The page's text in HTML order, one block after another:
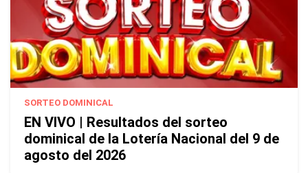
SORTEO DOMINICAL
EN VIVO | Resultados del sorteo
dominical de la Lotería Nacional del 9 de
agosto del 2026